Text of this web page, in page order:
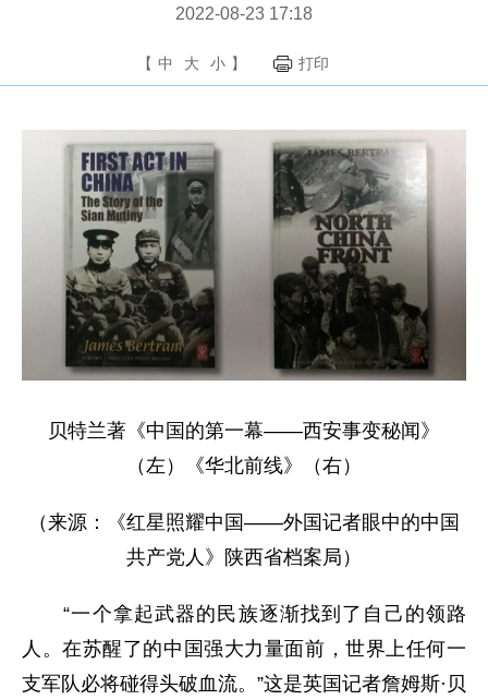
2022-08-23 17:18
【 中 大 小 】 打印
贝特兰著《中国的第一幕——西安事变秘闻》
（左）《华北前线》（右）
（来源：《红星照耀中国——外国记者眼中的中国
共产党人》陕西省档案局）
“一个拿起武器的民族逐渐找到了自己的领路
人。在苏醒了的中国强大力量面前，世界上任何一
支军队必将碰得头破血流。”这是英国记者詹姆斯·贝